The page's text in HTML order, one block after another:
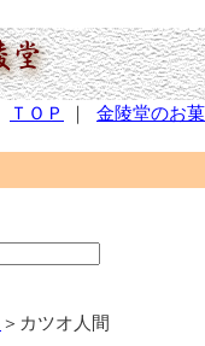
ＴＯＰ ｜ 金陵堂のお
＞カツオ人間